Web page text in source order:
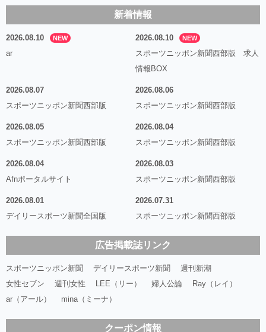
新着情報
2026.08.10 NEW
ar
2026.08.10 NEW
スポーツニッポン新聞西部版 求人
情報BOX
2026.08.07
スポーツニッポン新聞西部版
2026.08.06
スポーツニッポン新聞西部版
2026.08.05
スポーツニッポン新聞西部版
2026.08.04
スポーツニッポン新聞西部版
2026.08.04
Afnポータルサイト
2026.08.03
スポーツニッポン新聞西部版
2026.08.01
デイリースポーツ新聞全国版
2026.07.31
スポーツニッポン新聞西部版
広告掲載誌リンク
スポーツニッポン新聞 デイリースポーツ新聞
週刊新潮
女性セブン
週刊女性 LEE（リー） 婦人公論
Ray（レイ）
ar（アール）
mina（ミーナ）
クーポン情報